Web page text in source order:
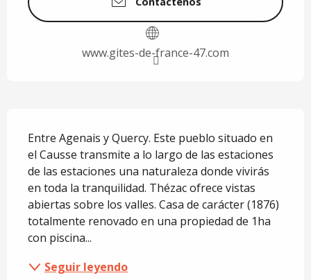
www.gites-de-france-47.com
Entre Agenais y Quercy. Este pueblo situado en
el Causse transmite a lo largo de las estaciones
de las estaciones una naturaleza donde vivirás
en toda la tranquilidad. Thézac ofrece vistas
abiertas sobre los valles. Casa de carácter (1876)
totalmente renovado en una propiedad de 1ha
con piscina...
Seguir leyendo